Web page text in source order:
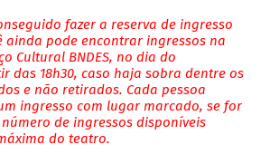
fazer a reserva de ingresso
ainda pode encontrar ingressos na
Cultural BNDES, no dia do
das 18h30, caso haja sobra dentre os
e não retirados. Cada pessoa
ingresso com lugar marcado, se for
de ingressos disponíveis
do teatro.